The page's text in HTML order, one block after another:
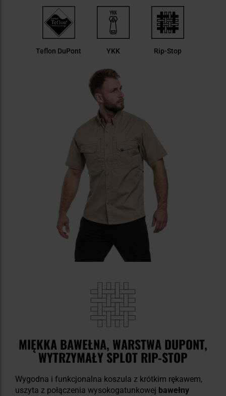
Teflon DuPont YKK Rip-Stop
MIĘKKA BAWEŁNA, WARSTWA DUPONT,
WYTRZYMAŁY SPLOT RIP-STOP
Wygodna i funkcjonalna koszula z krótkim rękawem,
uszyta z połączenia wysokogatunkowej bawełny